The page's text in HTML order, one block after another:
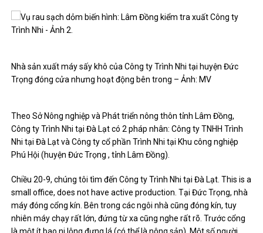
Nhà sản xuất máy sấy khô của Công ty Trình Nhi tại huyện Đức
Trọng đóng cửa nhưng hoạt động bên trong – Ảnh: MV
Theo Sở Nông nghiệp và Phát triển nông thôn tỉnh Lâm Đồng,
Công ty Trình Nhi tại Đà Lạt có 2 pháp nhân: Công ty TNHH Trình
Nhi tại Đà Lạt và Công ty cổ phần Trình Nhi tại Khu công nghiệp
Phú Hội (huyện Đức Trọng , tỉnh Lâm Đồng).
Chiều 20-9, chúng tôi tìm đến Công ty Trình Nhi tại Đà Lạt. This is a
small office, does not have active production. Tại Đức Trọng, nhà
máy đóng cổng kín. Bên trong các ngôi nhà cũng đóng kín, tuy
nhiên máy chạy rất lớn, đứng từ xa cũng nghe rất rõ. Trước cổng